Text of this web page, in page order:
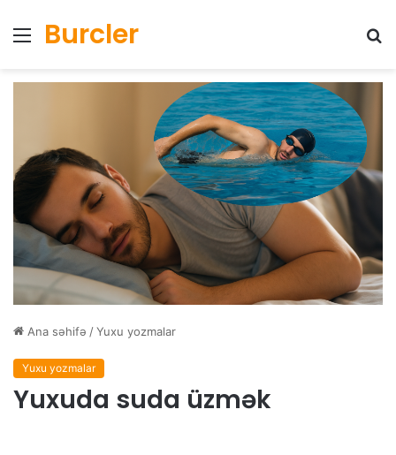
Menyu
Burcler
Ana səhifə /Yuxu yozmalar
Yuxu yozmalar
Yuxuda suda üzmək